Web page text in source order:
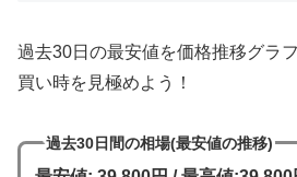
過去30日の最安値を価格推移グラ
買い時を見極めよう！
過去30日間の相場(最安値の推移)